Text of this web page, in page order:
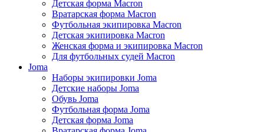
Детская форма Macron
Вратарская форма Macron
Футбольная экипировка Macron
Детская экипировка Macron
Женская форма и экипировка Macron
Для футбольных судей Macron
Joma
Наборы экипировки Joma
Детские наборы Joma
Обувь Joma
Футбольная форма Joma
Детская форма Joma